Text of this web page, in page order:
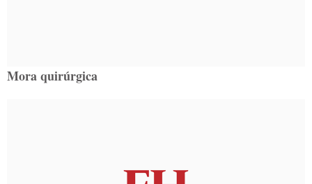
Mora quirúrgica